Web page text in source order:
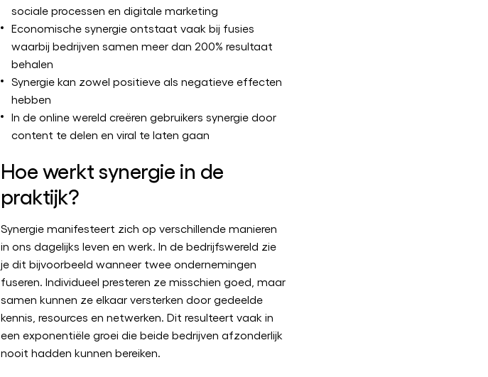
sociale processen en digitale marketing
Economische synergie ontstaat vaak bij fusies
waarbij bedrijven samen meer dan 200% resultaat
behalen
Synergie kan zowel positieve als negatieve effecten
hebben
In de online wereld creëren gebruikers synergie door
content te delen en viral te laten gaan
Hoe werkt synergie in de
praktijk?
Synergie manifesteert zich op verschillende manieren
in ons dagelijks leven en werk. In de bedrijfswereld zie
je dit bijvoorbeeld wanneer twee ondernemingen
fuseren. Individueel presteren ze misschien goed, maar
samen kunnen ze elkaar versterken door gedeelde
kennis, resources en netwerken. Dit resulteert vaak in
een exponentiële groei die beide bedrijven afzonderlijk
nooit hadden kunnen bereiken.